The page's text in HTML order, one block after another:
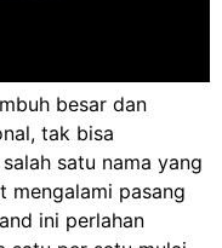
besar dan
tak bisa
satu nama yang
mengalami pasang
ini perlahan